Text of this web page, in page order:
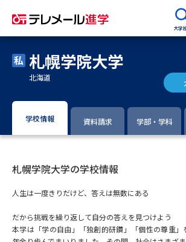
大学
資料請求
大学・短大の資料種類から請求
大学パンフ 学部・学科
総合型選抜・学校推薦型選抜 募
札幌学院大学
北海道
学校情報 資料請求 学部・学科
札幌学院大学の学校情報
人生は一度きりだけど、答えは無数にある
だから挑戦を繰り返して自分の答えを見つけよう
本学は「学の自由」「独創的研鑽」「個性の尊重